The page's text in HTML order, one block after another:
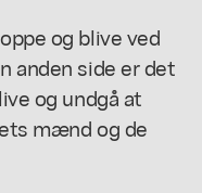
og blive ved
anden side er det
og undgå at
mænd og de